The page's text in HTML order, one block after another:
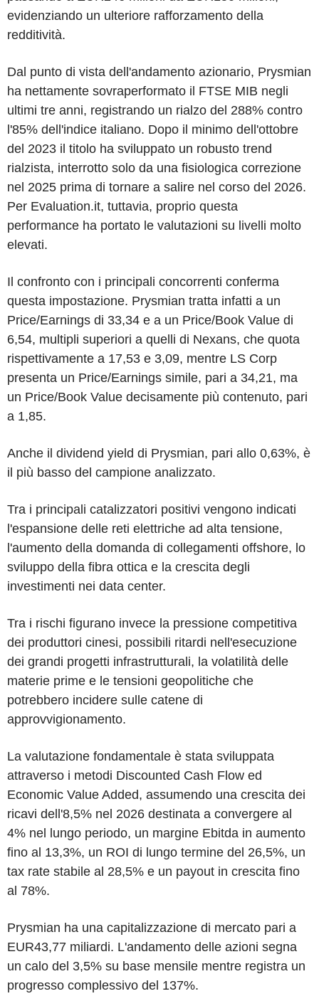
evidenziando un ulteriore rafforzamento della
redditività.
Dal punto di vista dell'andamento azionario, Prysmian
ha nettamente sovraperformato il FTSE MIB negli
ultimi tre anni, registrando un rialzo del 288% contro
l'85% dell'indice italiano. Dopo il minimo dell'ottobre
del 2023 il titolo ha sviluppato un robusto trend
rialzista, interrotto solo da una fisiologica correzione
nel 2025 prima di tornare a salire nel corso del 2026.
Per Evaluation.it, tuttavia, proprio questa
performance ha portato le valutazioni su livelli molto
elevati.
Il confronto con i principali concorrenti conferma
questa impostazione. Prysmian tratta infatti a un
Price/Earnings di 33,34 e a un Price/Book Value di
6,54, multipli superiori a quelli di Nexans, che quota
rispettivamente a 17,53 e 3,09, mentre LS Corp
presenta un Price/Earnings simile, pari a 34,21, ma
un Price/Book Value decisamente più contenuto, pari
a 1,85.
Anche il dividend yield di Prysmian, pari allo 0,63%, è
il più basso del campione analizzato.
Tra i principali catalizzatori positivi vengono indicati
l'espansione delle reti elettriche ad alta tensione,
l'aumento della domanda di collegamenti offshore, lo
sviluppo della fibra ottica e la crescita degli
investimenti nei data center.
Tra i rischi figurano invece la pressione competitiva
dei produttori cinesi, possibili ritardi nell'esecuzione
dei grandi progetti infrastrutturali, la volatilità delle
materie prime e le tensioni geopolitiche che
potrebbero incidere sulle catene di
approvvigionamento.
La valutazione fondamentale è stata sviluppata
attraverso i metodi Discounted Cash Flow ed
Economic Value Added, assumendo una crescita dei
ricavi dell'8,5% nel 2026 destinata a convergere al
4% nel lungo periodo, un margine Ebitda in aumento
fino al 13,3%, un ROI di lungo termine del 26,5%, un
tax rate stabile al 28,5% e un payout in crescita fino
al 78%.
Prysmian ha una capitalizzazione di mercato pari a
EUR43,77 miliardi. L'andamento delle azioni segna
un calo del 3,5% su base mensile mentre registra un
progresso complessivo del 137%.